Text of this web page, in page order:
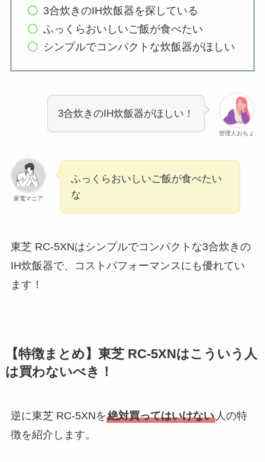
3合炊きのIH炊飯器を探している
ふっくらおいしいご飯が食べたい
シンプルでコンパクトな炊飯器がほしい
管理人おちょ
3合炊きのIH炊飯器がほしい！
家電マニア
ふっくらおいしいご飯が食べたい
な
東芝 RC-5XNはシンプルでコンパクトな3合炊きの
IH炊飯器で、コストパフォーマンスにも優れてい
ます！
【特徴まとめ】東芝 RC-5XNはこういう人
は買わないべき！
逆に東芝 RC-5XNを絶対買ってはいけない人の特
徴を紹介します。